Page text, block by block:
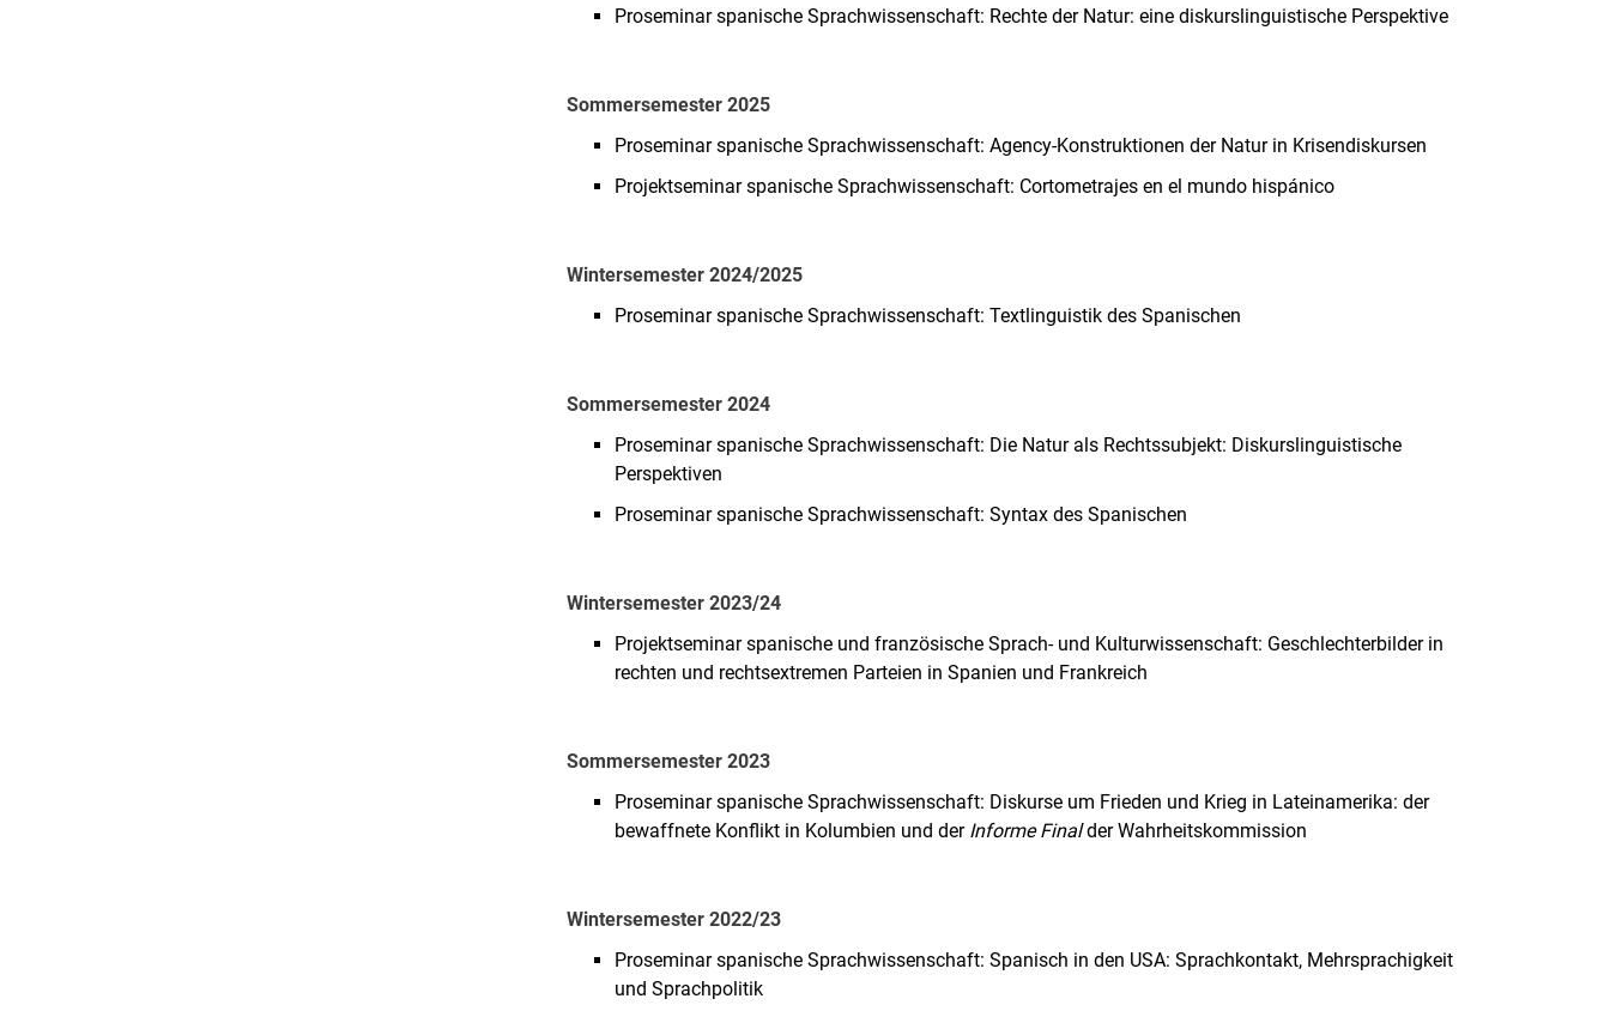
Proseminar spanische Sprachwissenschaft: Rechte der Natur: eine diskurslinguistische Perspektive
Sommersemester 2025
Proseminar spanische Sprachwissenschaft: Agency-Konstruktionen der Natur in Krisendiskursen
Projektseminar spanische Sprachwissenschaft: Cortometrajes en el mundo hispánico
Wintersemester 2024/2025
Proseminar spanische Sprachwissenschaft: Textlinguistik des Spanischen
Sommersemester 2024
Proseminar spanische Sprachwissenschaft: Die Natur als Rechtssubjekt: Diskurslinguistische
Perspektiven
Proseminar spanische Sprachwissenschaft: Syntax des Spanischen
Wintersemester 2023/24
Projektseminar spanische und französische Sprach- und Kulturwissenschaft: Geschlechterbilder in
rechten und rechtsextremen Parteien in Spanien und Frankreich
Sommersemester 2023
Proseminar spanische Sprachwissenschaft: Diskurse um Frieden und Krieg in Lateinamerika: der
bewaffnete Konflikt in Kolumbien und der Informe Finalder Wahrheitskommission
Wintersemester 2022/23
Proseminar spanische Sprachwissenschaft: Spanisch in den USA: Sprachkontakt, Mehrsprachigkeit
und Sprachpolitik